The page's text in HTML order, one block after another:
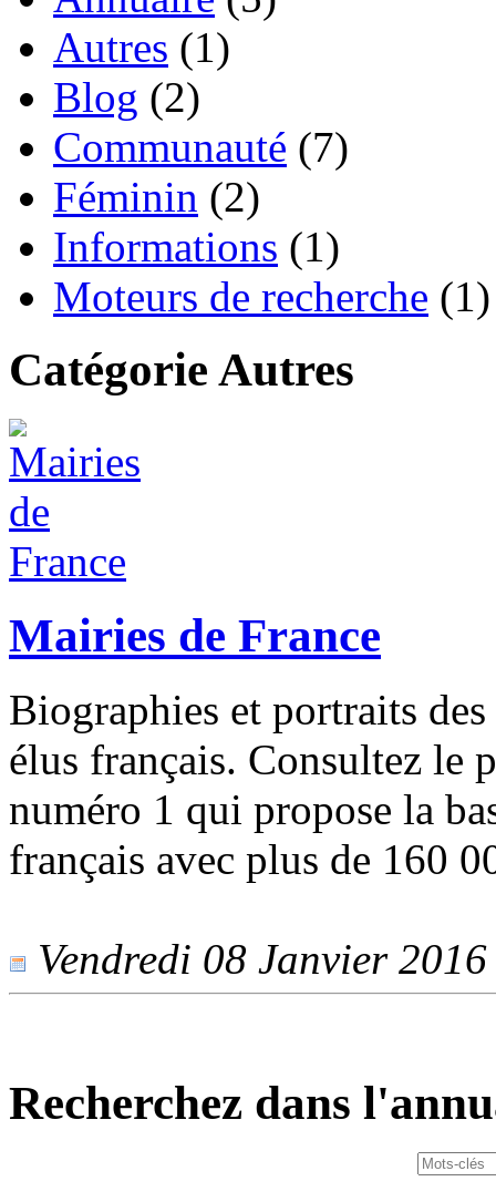
Autres (1)
Blog (2)
Communauté (7)
Féminin (2)
Informations (1)
Moteurs de recherche (1)
Catégorie Autres
Mairies de France
Biographies et portraits
élus français. Consultez le
numéro 1 qui propose la
français avec plus de 160
Vendredi 08 Janvier
Recherchez dans